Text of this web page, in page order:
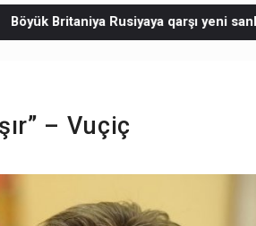
qarşı yeni sanksiyalar tətbiq etdi
– Vuçiç